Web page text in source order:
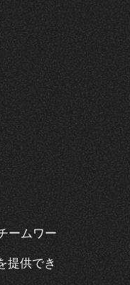
ームワー
提供でき